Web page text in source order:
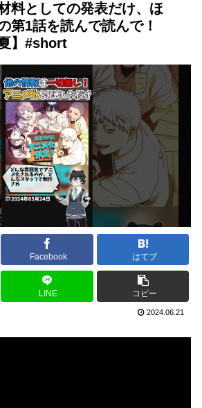
料としての発表だけ、ほ
第1話を読んで読んで！
】#short
Facebook はてブ
LINE コピー
2024.06.21